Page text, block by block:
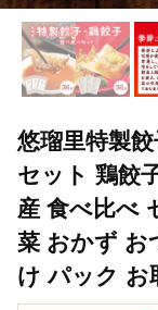
悠瑠里特製
セット 鶏餃
産 食べ比べ
菜 おかず お
け パック お